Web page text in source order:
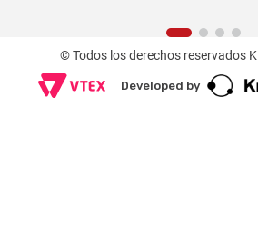
© Todos los derechos reservados
Developed by